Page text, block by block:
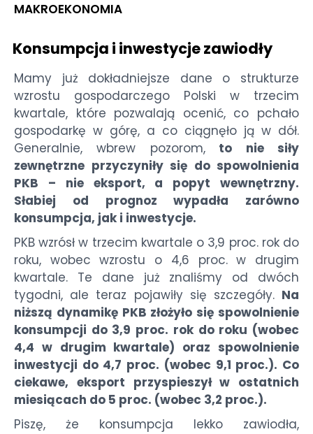
MAKROEKONOMIA
Konsumpcja i inwestycje zawiodły
Mamy już dokładniejsze dane o strukturze
wzrostu gospodarczego Polski w trzecim
kwartale, które pozwalają ocenić, co pchało
gospodarkę w górę, a co ciągnęło ją w dół.
Generalnie, wbrew pozorom,to nie siły
zewnętrzne przyczyniły się do spowolnienia
PKB – nie eksport, a popyt wewnętrzny.
Słabiej od prognoz wypadła zarówno
konsumpcja, jak i inwestycje.
PKB wzrósł w trzecim kwartale o 3,9 proc. rok do
roku, wobec wzrostu o 4,6 proc. w drugim
kwartale. Te dane już znaliśmy od dwóch
tygodni, ale teraz pojawiły się szczegóły. Na
niższą dynamikę PKB złożyło się spowolnienie
konsumpcji do 3,9 proc. rok do roku (wobec
4,4 w drugim kwartale) oraz spowolnienie
inwestycji do 4,7 proc. (wobec 9,1 proc.). Co
ciekawe, eksport przyspieszył w ostatnich
miesiącach do 5 proc. (wobec 3,2 proc.).
Piszę, że konsumpcja lekko zawiodła,